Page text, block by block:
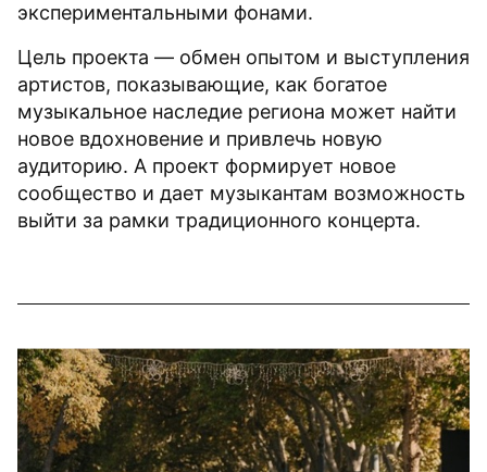
экспериментальными фонами.
Цель проекта — обмен опытом и выступления
артистов, показывающие, как богатое
музыкальное наследие региона может найти
новое вдохновение и привлечь новую
аудиторию. А проект формирует новое
сообщество и дает музыкантам возможность
выйти за рамки традиционного концерта.